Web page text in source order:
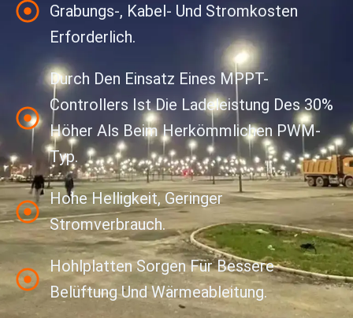
Grabungs-, Kabel- Und Stromkosten
Erforderlich.
Durch Den Einsatz Eines MPPT-
Controllers Ist Die Ladeleistung Des 30%
Höher Als Beim Herkömmlichen PWM-
Typ.
Hohe Helligkeit, Geringer
Stromverbrauch.
Hohlplatten Sorgen Für Bessere
Belüftung Und Wärmeableitung.